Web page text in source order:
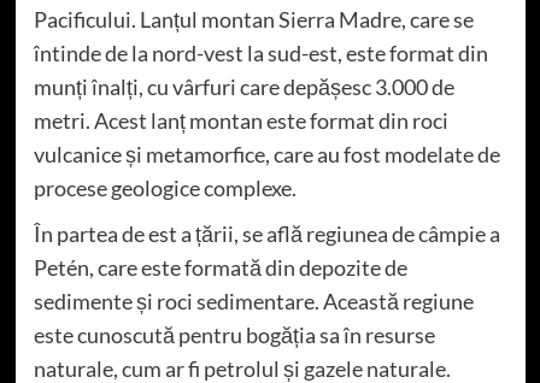
Pacificului. Lanțul montan Sierra Madre, care se
întinde de la nord-vest la sud-est, este format din
munți înalți, cu vârfuri care depășesc 3.000 de
metri. Acest lanț montan este format din roci
vulcanice și metamorfice, care au fost modelate de
procese geologice complexe.
În partea de est a țării, se află regiunea de câmpie a
Petén, care este formată din depozite de
sedimente și roci sedimentare. Această regiune
este cunoscută pentru bogăția sa în resurse
naturale, cum ar fi petrolul și gazele naturale.